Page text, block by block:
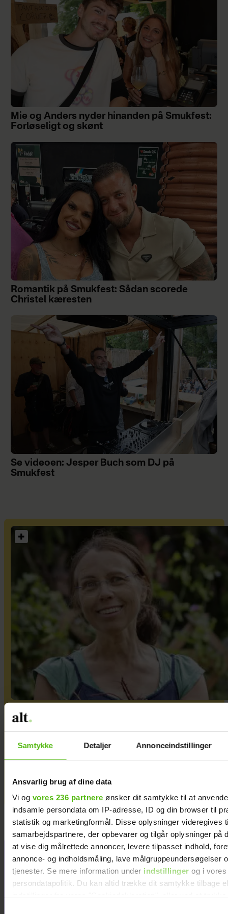
Samtykke Detaljer Annonceindstillinger
Ansvarlig brug af dine data
Vi og vores 236 partnere ønsker dit samtykke til at
indsamle persondata om IP-adresse, ID og din browser til
statistik og marketingformål. Disse oplysninger videregives
samarbejdspartnere, der opbevarer og tilgår oplysninger på
at vise dig målrettede annoncer, levere tilpasset indhold,
annonce- og indholdsmåling, lave målgruppeundersøgelser
tjenester. Se mere information under indstillinger og i vores
persondatapolitik. Du kan altid trække dit samtykke tilbage
Mie og Anders nyder hinanden på Smukfest:
Forløseligt og skønt
Romantik på Smukfest: Sådan scorede
Christel kæresten
Se videoen: Jesper Buch som DJ på
Smukfest
Da fødevarepriserne skød i
vejret, tog Åsa en
beslutning: ”For 700 kr. om
mæt”
Hækl selv fin
kurv med
pailletter